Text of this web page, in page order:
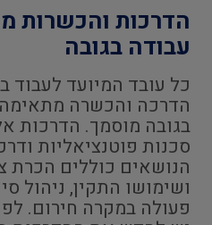
הדרכות והכשרות
עבודה בגובה
כל עובד המיועד לעבוד
הדרכה והכשרה
בגובה מוסמך. הדרכות
סכנות פוטנציאליות
הנושאים כוללים הכרת
ושימושו התקין, ניהול
פעולה במקרה חירום.